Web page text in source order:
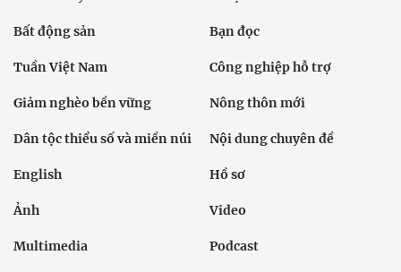
Bất động sản Bạn đọc
Tuần Việt Nam Công nghiệp hỗ trợ
Giảm nghèo bền vững Nông thôn mới
Dân tộc thiểu số và miền núi Nội dung chuyên đề
English Hồ sơ
Ảnh Video
Multimedia Podcast